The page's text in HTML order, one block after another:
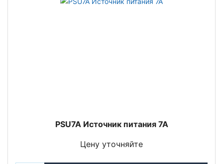
PSU7A Источник питания 7А
Цену уточняйте